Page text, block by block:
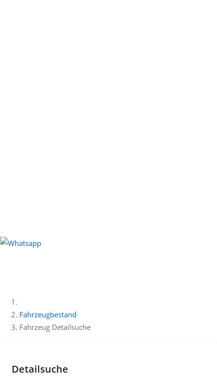
Fahrzeugbestand
Fahrzeug Detailsuche
Detailsuche